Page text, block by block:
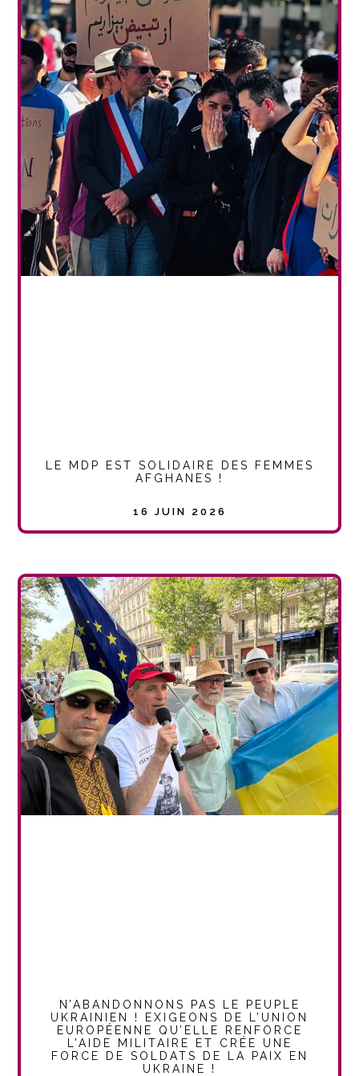
LE MDP EST SOLIDAIRE DES FEMMES
AFGHANES !
16 JUIN 2026
N’ABANDONNONS PAS LE PEUPLE
UKRAINIEN ! EXIGEONS DE L’UNION
EUROPÉENNE QU’ELLE RENFORCE
L’AIDE MILITAIRE ET CRÉE UNE
FORCE DE SOLDATS DE LA PAIX EN
UKRAINE !